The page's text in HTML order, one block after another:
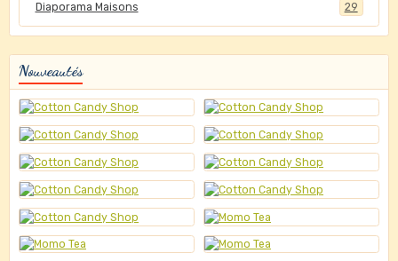
Diaporama Maisons 29
Nouveautés